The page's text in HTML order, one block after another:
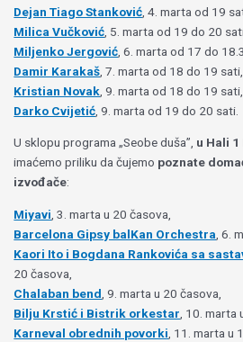
Dejan Tiago Stanković , 4. marta od 19
Milica Vučković , 5. marta od 19 do 20
Miljenko Jergović , 6. marta od 17 do
Damir Karakaš , 7. marta od 18 do 19 sati,
Kristian Novak , 9. marta od 18 do 19 sati,
Darko Cvijetić , 9. marta od 19 do 20 sati.
U sklopu programa „Seobe duša”, u Hali
imaćemo priliku da čujemo poznate
izvođače:
Miyavi , 3. marta u 20 časova,
Barcelona Gipsy balKan Orchestra , 6.
Kaori Ito i Bogdana Rankovića sa
20 časova,
Chalaban bend , 9. marta u 20 časova,
Bilju Krstić i Bistrik orkestar , 10. marta
Karneval obrednih povorki , 11. marta u